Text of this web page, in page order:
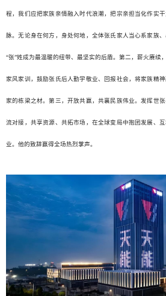
程，我们应把家族亲情融入时代浪潮，把宗亲担当化作实
脉。无论身在何方，身处何地，全体张氏家人当心系家族
“张”姓成为最温暖的纽带、最坚实的后盾。第二，薪火赓续
家风家训，鼓励张氏后人勤学敬业、回报社会，将家族精
家的栋梁之材。第三，开放共赢，共襄民族伟业。发挥世
流对接，共享资源、共拓市场，在全球变局中抱团发展、
业。他的致辞赢得全场热烈掌声。